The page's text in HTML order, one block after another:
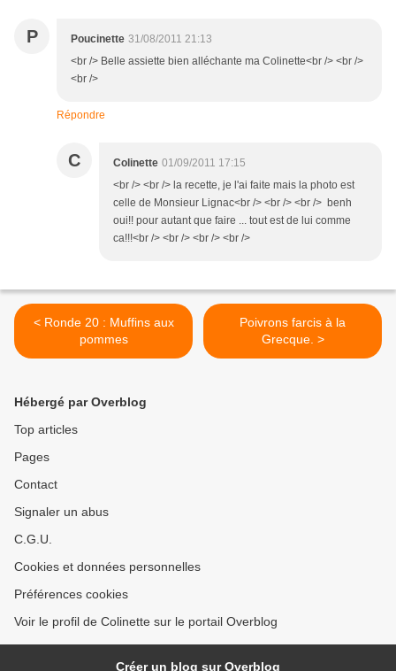
P Poucinette 31/08/2011 21:13
<br /> Belle assiette bien alléchante ma Colinette<br /> <br />
<br />
Répondre
C Colinette 01/09/2011 17:15
<br /> <br /> la recette, je l'ai faite mais la photo est
celle de Monsieur Lignac<br /> <br /> <br /> benh
oui!! pour autant que faire ... tout est de lui comme
ca!!!<br /> <br /> <br /> <br />
< Ronde 20 : Muffins aux
pommes
Poivrons farcis à la
Grecque. >
Hébergé par Overblog
Top articles
Pages
Contact
Signaler un abus
C.G.U.
Cookies et données personnelles
Préférences cookies
Voir le profil de Colinette sur le portail Overblog
Créer un blog sur Overblog